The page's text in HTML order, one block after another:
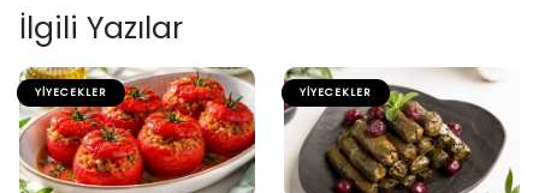
İlgili Yazılar
YIYECEKLER YIYECEKLER